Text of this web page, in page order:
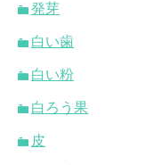
発芽
白い歯
白い粉
白ろう果
皮